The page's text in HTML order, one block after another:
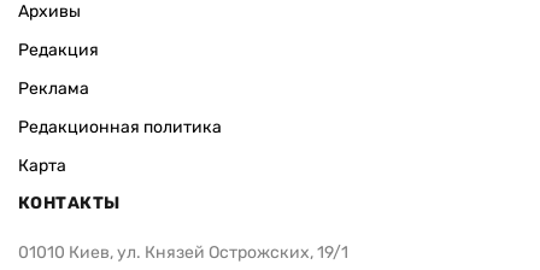
Архивы
Редакция
Реклама
Редакционная политика
Карта
КОНТАКТЫ
01010 Киев, ул. Князей Острожских, 19/1